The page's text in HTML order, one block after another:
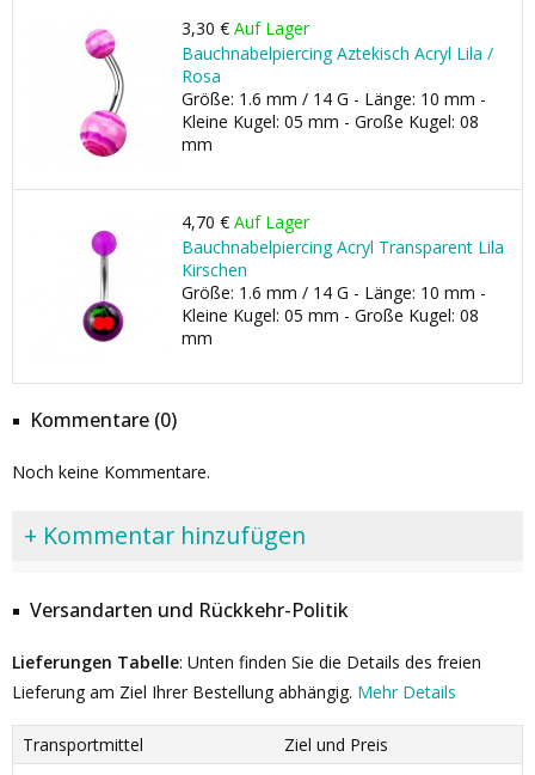
3,30 € Auf Lager
Bauchnabelpiercing Aztekisch Acryl Lila /
Rosa
Größe: 1.6 mm / 14 G - Länge: 10 mm -
Kleine Kugel: 05 mm - Große Kugel: 08
mm
4,70 € Auf Lager
Bauchnabelpiercing Acryl Transparent Lila
Kirschen
Größe: 1.6 mm / 14 G - Länge: 10 mm -
Kleine Kugel: 05 mm - Große Kugel: 08
mm
Kommentare (0)
Noch keine Kommentare.
+ Kommentar hinzufügen
Versandarten und Rückkehr-Politik
Lieferungen Tabelle: Unten finden Sie die Details des freien
Lieferung am Ziel Ihrer Bestellung abhängig. Mehr Details
Transportmittel
Ziel und Preis